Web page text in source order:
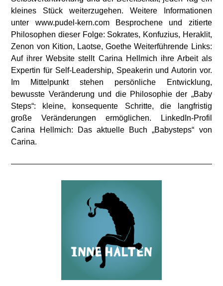
kleines Stück weiterzugehen. Weitere Informationen
unter www.pudel-kern.com Besprochene und zitierte
Philosophen dieser Folge: Sokrates, Konfuzius, Heraklit,
Zenon von Kition, Laotse, Goethe Weiterführende Links:
Auf ihrer Website stellt Carina Hellmich ihre Arbeit als
Expertin für Self-Leadership, Speakerin und Autorin vor.
Im Mittelpunkt stehen persönliche Entwicklung,
bewusste Veränderung und die Philosophie der „Baby
Steps“: kleine, konsequente Schritte, die langfristig
große Veränderungen ermöglichen. LinkedIn-Profil
Carina Hellmich: Das aktuelle Buch „Babysteps“ von
Carina.